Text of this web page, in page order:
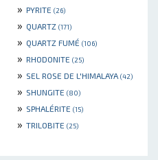
» PYRITE (26)
» QUARTZ (171)
» QUARTZ FUMÉ (106)
» RHODONITE (25)
» SEL ROSE DE L'HIMALAYA (42)
» SHUNGITE (80)
» SPHALÉRITE (15)
» TRILOBITE (25)